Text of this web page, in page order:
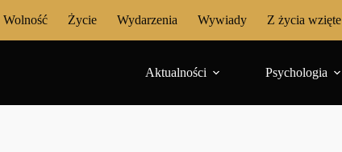
Wolność Życie Wydarzenia Wywiady Z życia wzięte
Aktualności Psychologia